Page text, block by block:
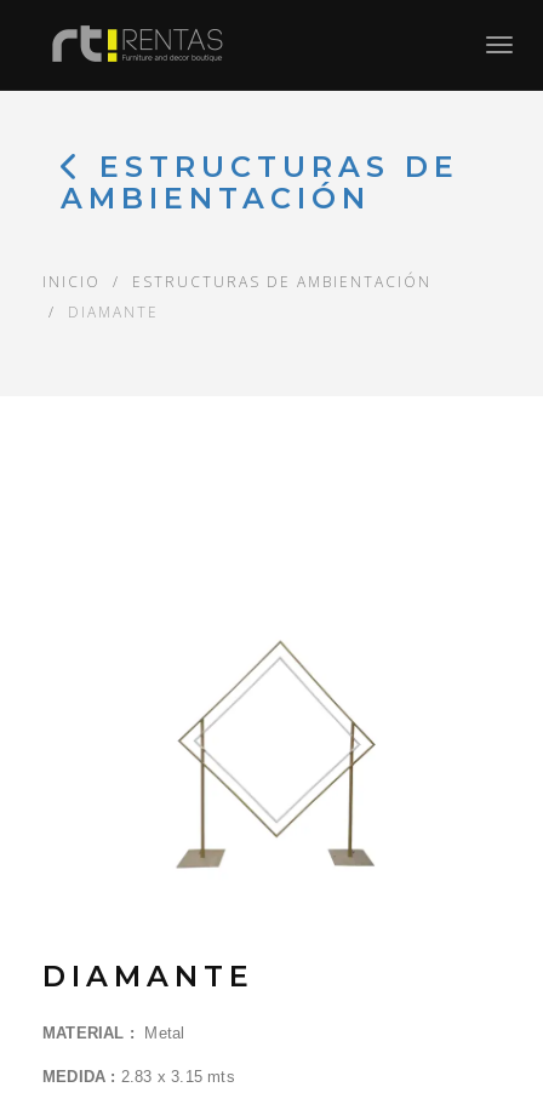
ESTRUCTURAS DE
AMBIENTACIÓN
INICIO
ESTRUCTURAS DE AMBIENTACIÓN
DIAMANTE
DIAMANTE
MATERIAL : Metal
MEDIDA : 2.83 x 3.15 mts